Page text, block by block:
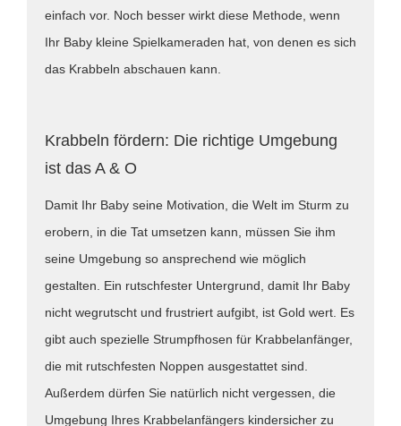
einfach vor. Noch besser wirkt diese Methode, wenn
Ihr Baby kleine Spielkameraden hat, von denen es sich
das Krabbeln abschauen kann.
Krabbeln fördern: Die richtige Umgebung
ist das A & O
Damit Ihr Baby seine Motivation, die Welt im Sturm zu
erobern, in die Tat umsetzen kann, müssen Sie ihm
seine Umgebung so ansprechend wie möglich
gestalten. Ein rutschfester Untergrund, damit Ihr Baby
nicht wegrutscht und frustriert aufgibt, ist Gold wert. Es
gibt auch spezielle Strumpfhosen für Krabbelanfänger,
die mit rutschfesten Noppen ausgestattet sind.
Außerdem dürfen Sie natürlich nicht vergessen, die
Umgebung Ihres Krabbelanfängers kindersicher zu